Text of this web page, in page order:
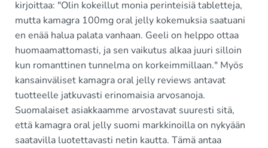
kirjoittaa: "Olin kokeillut monia perinteisiä tabletteja,
mutta kamagra 100mg oral jelly kokemuksia saatuani
en enää halua palata vanhaan. Geeli on helppo ottaa
huomaamattomasti, ja sen vaikutus alkaa juuri silloin
kun romanttinen tunnelma on korkeimmillaan." Myös
kansainväliset kamagra oral jelly reviews antavat
tuotteelle jatkuvasti erinomaisia arvosanoja.
Suomalaiset asiakkaamme arvostavat suuresti sitä,
että kamagra oral jelly suomi markkinoilla on nykyään
saatavilla luotettavasti netin kautta. Tämä antaa